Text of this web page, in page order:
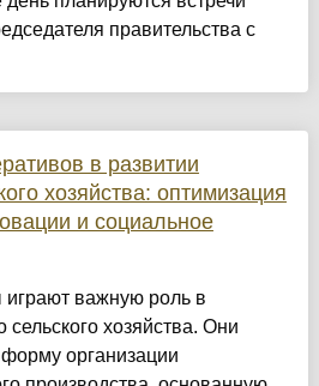
правительства с
в развитии
хозяйства: оптимизация
и социальное
играют важную роль в
сельского хозяйства. Они
организации